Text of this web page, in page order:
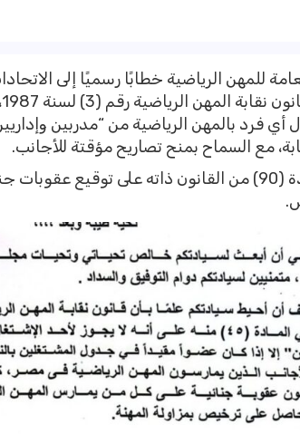
للمهن الرياضية خطابًا رسميًا إلى
فرد بالمهن الرياضية من “مدربين
مع السماح بمنح تصاريح مؤقتة للأجانب.
كما شددت المادة (90) من القانون ذاته على